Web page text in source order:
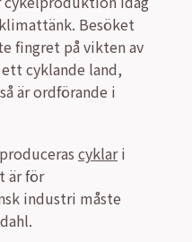
Besöket
fingret på vikten av
cyklande land,
är ordförande i
cyklari
är för
industri måste